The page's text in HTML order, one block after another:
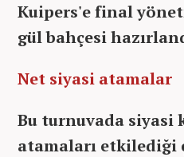
Kuipers'e final
gül bahçesi
Net siyasi atamalar
Bu turnuvada siyasi
atamaları etkilediği